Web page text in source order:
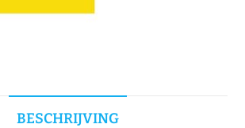
BESCHRIJVING